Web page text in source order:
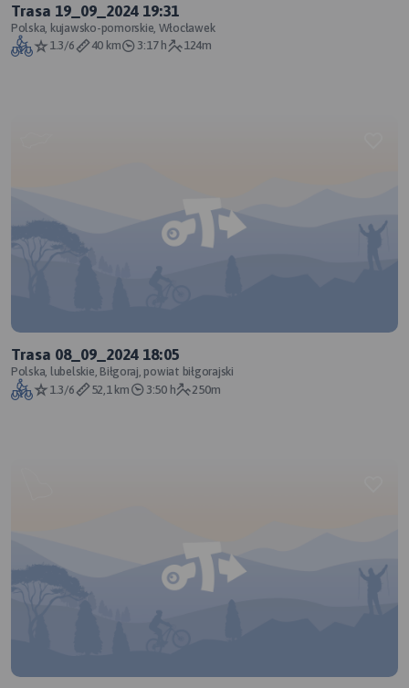
Trasa 19_09_2024 19:31
Polska, kujawsko-pomorskie, Włocławek
1.3/6
40 km 3:17 h 124m
Trasa 08_09_2024 18:05
Polska, lubelskie, Biłgoraj, powiat biłgorajski
1.3/6
52,1 km 3:50 h 250m